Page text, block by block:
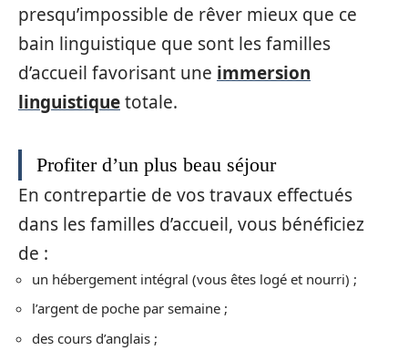
presqu’impossible de rêver mieux que ce
bain linguistique que sont les familles
d’accueil favorisant une immersion
linguistiquetotale.
Profiter d’un plus beau séjour
En contrepartie de vos travaux effectués
dans les familles d’accueil, vous bénéficiez
de :
un hébergement intégral (vous êtes logé et nourri) ;
l’argent de poche par semaine ;
des cours d’anglais ;